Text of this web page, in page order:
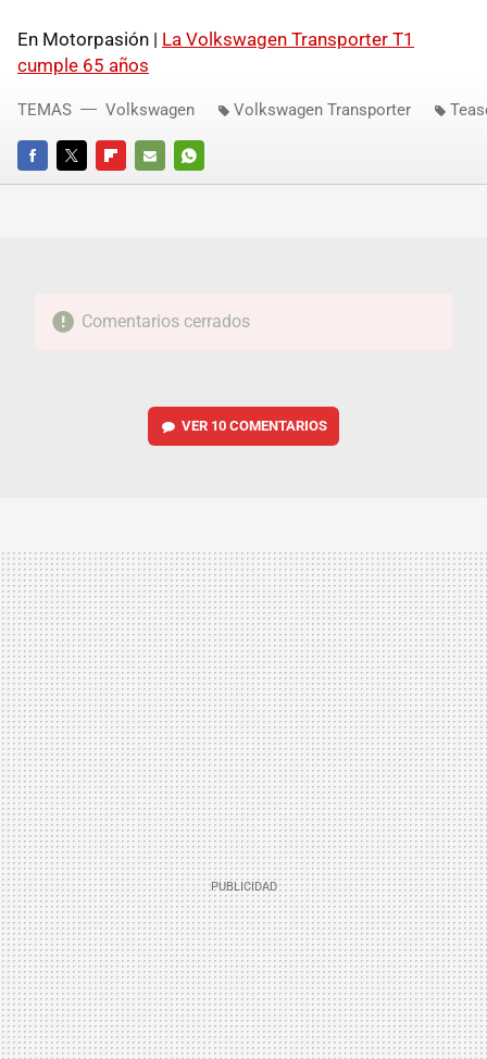
En Motorpasión | La Volkswagen Transporter T1
cumple 65 años
FACEBOOKTWITTERFLIPBOARD
E-
WHATSAPP
TEMAS Volkswagen Volkswagen Transporter
Comentarios cerrados
VER 10 COMENTARIOS